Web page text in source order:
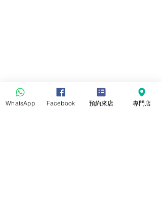
WhatsApp Facebook 預約來店 專門店